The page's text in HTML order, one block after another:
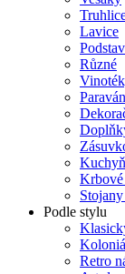
Lavice
Různé
Krbové
Podle stylu
Retro